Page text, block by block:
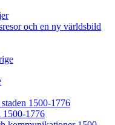
och en ny världsbild
1500-1776
1500-1776